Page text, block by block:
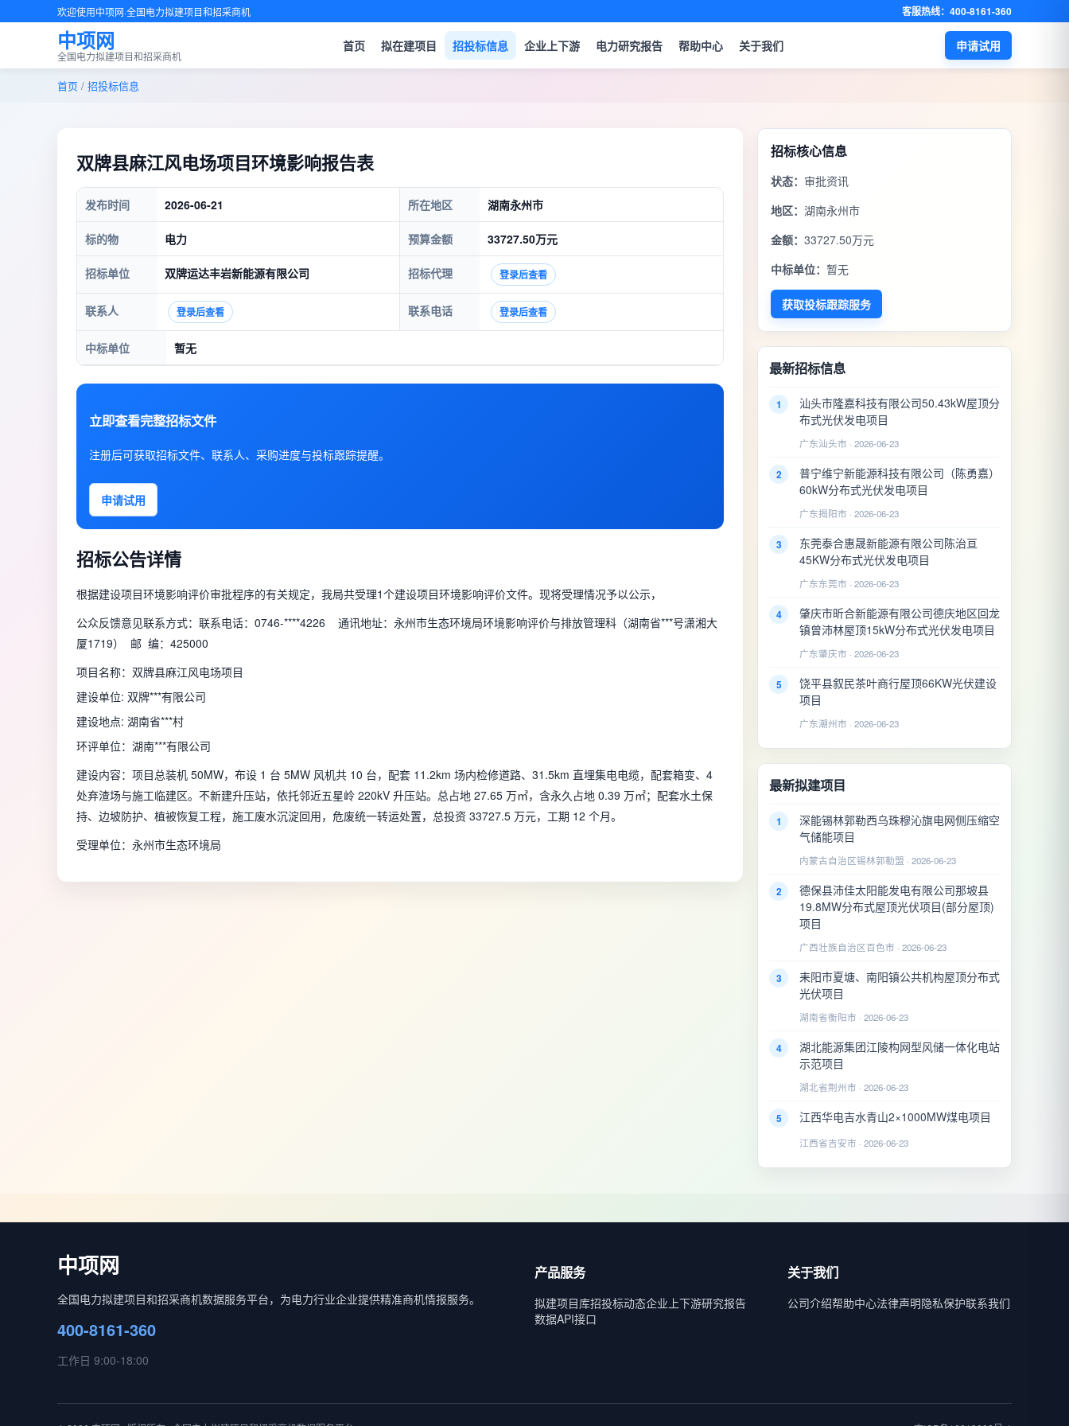
欢迎使用中项网·全国电力拟建项目和招采商机 客服热线：400-8161-360
中项网
全国电力拟建项目和招采商机
首页 拟在建项目 招投标信息 企业上下游 电力研究报告 帮助中心 关于我们 申请试用
首页 / 招投标信息
双牌县麻江风电场项目环境影响报告表
发布时间 2026-06-21 所在地区 湖南永州市
标的物 电力 预算金额 33727.50万元
招标单位 双牌运达丰岩新能源有限公司 招标代理 登录后查看
联系人 登录后查看 联系电话 登录后查看
中标单位 暂无
立即查看完整招标文件
注册后可获取招标文件、联系人、采购进度与投标跟踪提醒。
申请试用
招标公告详情
根据建设项目环境影响评价审批程序的有关规定，我局共受理1个建设项目环境影响评价文件。现将受理情况予以公示，
公众反馈意见联系方式：联系电话：0746-****4226 通讯地址：永州市生态环境局环境影响评价与排放管理科（湖南省***号潇湘大
厦1719） 邮 编：425000
项目名称：双牌县麻江风电场项目
建设单位: 双牌***有限公司
建设地点: 湖南省***村
环评单位：湖南***有限公司
建设内容：项目总装机 50MW，布设 1 台 5MW 风机共 10 台，配套 11.2km 场内检修道路、31.5km 直埋集电电缆，配套箱变、4
处弃渣场与施工临建区。不新建升压站，依托邻近五星岭 220kV 升压站。总占地 27.65 万㎡，含永久占地 0.39 万㎡；配套水土保
持、边坡防护、植被恢复工程，施工废水沉淀回用，危废统一转运处置，总投资 33727.5 万元，工期 12 个月。
受理单位：永州市生态环境局
招标核心信息
状态： 审批资讯
地区： 湖南永州市
金额： 33727.50万元
中标单位： 暂无
获取投标跟踪服务
最新招标信息
1
汕头市隆嘉科技有限公司50.43kW屋顶分
布式光伏发电项目
广东汕头市 · 2026-06-23
2
普宁维宁新能源科技有限公司（陈勇嘉）
60kW分布式光伏发电项目
广东揭阳市 · 2026-06-23
3
东莞泰合惠晟新能源有限公司陈治亘
45KW分布式光伏发电项目
广东东莞市 · 2026-06-23
4
肇庆市昕合新能源有限公司德庆地区回龙
镇曾沛林屋顶15kW分布式光伏发电项目
广东肇庆市 · 2026-06-23
5
饶平县叙民茶叶商行屋顶66KW光伏建设
项目
广东潮州市 · 2026-06-23
最新拟建项目
1
深能锡林郭勒西乌珠穆沁旗电网侧压缩空
气储能项目
内蒙古自治区锡林郭勒盟 · 2026-06-23
2
德保县沛佳太阳能发电有限公司那坡县
19.8MW分布式屋顶光伏项目(部分屋顶)
项目
广西壮族自治区百色市 · 2026-06-23
3
耒阳市夏塘、南阳镇公共机构屋顶分布式
光伏项目
湖南省衡阳市 · 2026-06-23
4
湖北能源集团江陵构网型风储一体化电站
示范项目
湖北省荆州市 · 2026-06-23
5 江西华电吉水青山2×1000MW煤电项目
江西省吉安市 · 2026-06-23
中项网
全国电力拟建项目和招采商机数据服务平台，为电力行业企业提供精准商机情报服务。
400-8161-360
工作日 9:00-18:00
产品服务
拟建项目库招投标动态企业上下游研究报告
数据API接口
关于我们
公司介绍帮助中心法律声明隐私保护联系我们